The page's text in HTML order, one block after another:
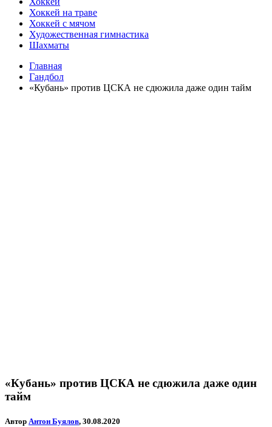
Хоккей на траве
Хоккей с мячом
Художественная гимнастика
Шахматы
Главная
Гандбол
«Кубань» против ЦСКА не сдюжила даже один тайм
«Кубань» против ЦСКА не сдюжила даже один
тайм
Автор Антон Буялов, 30.08.2020